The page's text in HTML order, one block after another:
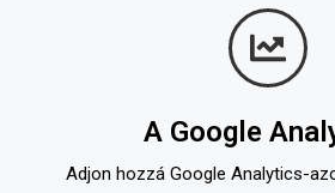
A Google
Adjon hozzá Google Analytics-